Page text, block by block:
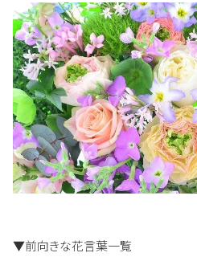
▼前向きな花言葉一覧